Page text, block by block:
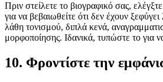
Πριν στείλετε το βιογραφικό σας,
για να βεβαιωθείτε ότι δεν έχουν
λάθη τονισμού, διπλά κενά,
μορφοποίησης. Ιδανικά, τυπώστε το για
10. Φροντίστε την